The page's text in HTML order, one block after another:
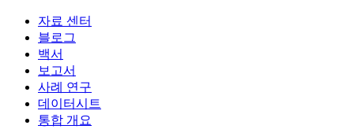
자료 센터
블로그
백서
보고서
사례 연구
데이터시트
통합 개요